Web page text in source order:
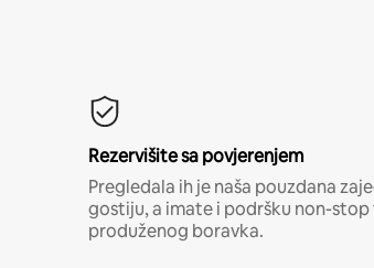
Rezervišite sa povjerenjem
Pregledala ih je naša pouzdana
gostiju, a imate i podršku non-
produženog boravka.